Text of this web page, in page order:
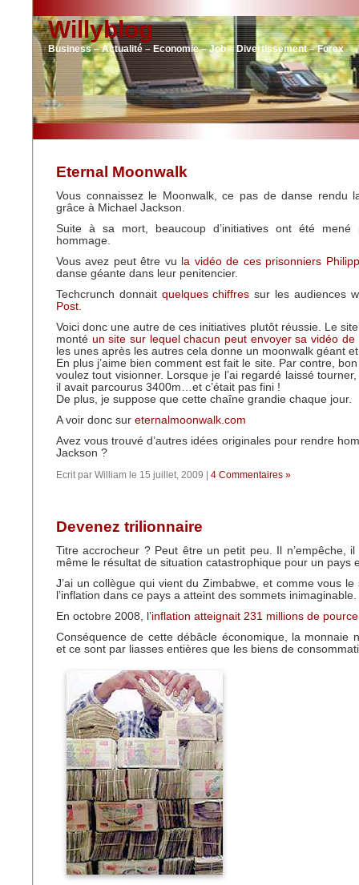
Willyblog
Business – Actualité – Economie – Job – Divertissement – Forex
Eternal Moonwalk
Vous connaissez le Moonwalk, ce pas de danse rendu
grâce à Michael Jackson.
Suite à sa mort, beaucoup d’initiatives ont été mené
hommage.
Vous avez peut être vu la vidéo de ces prisonniers
danse géante dans leur penitencier.
Techcrunch donnait quelques chiffressur les audiences
Post.
Voici donc une autre de ces initiatives plutôt réussie. Le
monté un site sur lequel chacun peut envoyer sa vidéo de
les unes après les autres cela donne un moonwalk géant
En plus j’aime bien comment est fait le site. Par contre,
voulez tout visionner. Lorsque je l’ai regardé laissé
il avait parcourus 3400m…et c’était pas fini !
De plus, je suppose que cette chaîne grandie chaque jour.
A voir donc sur eternalmoonwalk.com
Avez vous trouvé d’autres idées originales pour rendre
Jackson ?
Ecrit par William le 15 juillet, 2009 | 4 Commentaires »
Devenez trilionnaire
Titre accrocheur ? Peut être un petit peu. Il n’empêche,
même le résultat de situation catastrophique pour un pays
J’ai un collègue qui vient du Zimbabwe, et comme vous
l’inflation dans ce pays a atteint des sommets inimaginable.
En octobre 2008, l’inflation atteignait 231 millions de
Conséquence de cette débâcle économique, la monnaie
et ce sont par liasses entières que les biens de